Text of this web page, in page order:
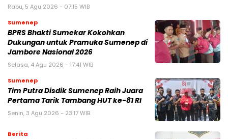
Rabu, 5 Agu 2026 - 07:15 WIB
Sumenep
BPRS Bhakti Sumekar Kokohkan
Dukungan untuk Pramuka Sumenep di
Jambore Nasional 2026
Selasa, 4 Agu 2026 - 17:41 WIB
Sumenep
Tim Putra Disdik Sumenep Raih Juara
Pertama Tarik Tambang HUT ke-81 RI
Senin, 3 Agu 2026 - 23:17 WIB
Berita